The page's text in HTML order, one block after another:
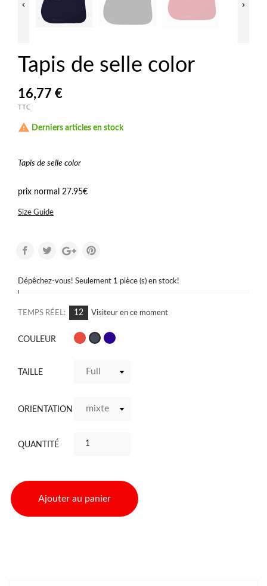
 
Tapis de selle color
16,77 €
TTC
 Derniers articles en stock
Tapis de selle color
prix normal 27.95€
Size Guide
Dépêchez-vous! Seulement 1 pièce (s) en stock!
TEMPS RÉEL: 12 Visiteur en ce moment
COULEUR RougeNoir Navy
TAILLE
ORIENTATION
QUANTITÉ
Ajouter au panier